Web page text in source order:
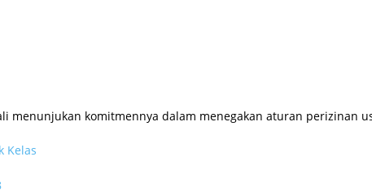
menunjukan komitmennya dalam menegakan aturan perizinan